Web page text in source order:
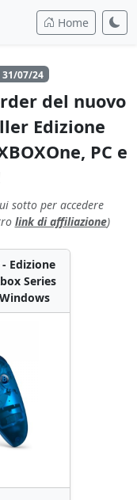
Home
07/24
del nuovo
Edizione
PC e
sotto per accedere
link di affiliazione)
Edizione
Series